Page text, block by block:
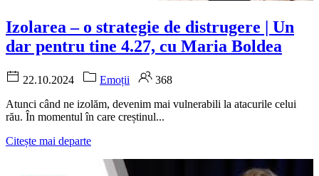
Izolarea – o strategie de distrugere | Un
dar pentru tine 4.27, cu Maria Boldea
22.10.2024 Emoții
368
Atunci când ne izolăm, devenim mai vulnerabili la atacurile celui
rău. În momentul în care creștinul...
Citește mai departe